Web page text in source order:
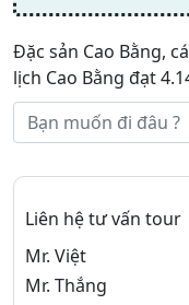
Đặc sản Cao Bằng,
lịch Cao Bằng đạt
Liên hệ tư vấn tour
Mr. Việt
Mr. Thắng